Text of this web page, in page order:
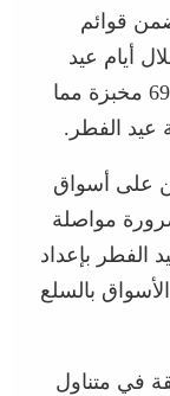
قوائم
أيام عيد
الفطر و البالع عددهم 54 ألف تاجرا 6900 مخبزة مما
عيد الفطر.
على أسواق
مواصلة
الفطر بإعداد
بالسلع
في متناول